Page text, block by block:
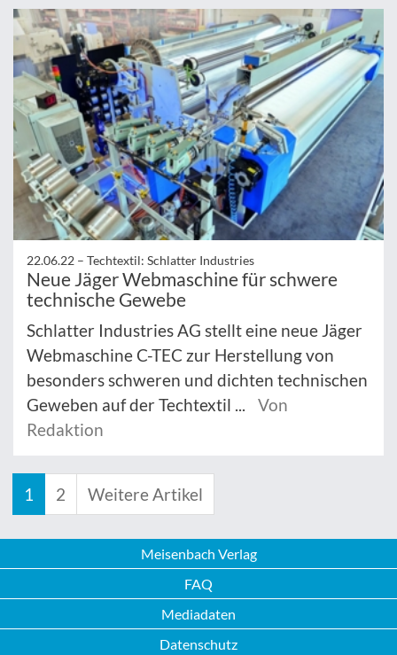
22.06.22 – Techtextil: Schlatter Industries
Neue Jäger Webmaschine für schwere
technische Gewebe
Schlatter Industries AG stellt eine neue Jäger
Webmaschine C-TEC zur Herstellung von
besonders schweren und dichten technischen
Geweben auf der Techtextil ...
Von
Redaktion
1 2 Weitere Artikel
Meisenbach Verlag
FAQ
Mediadaten
Datenschutz